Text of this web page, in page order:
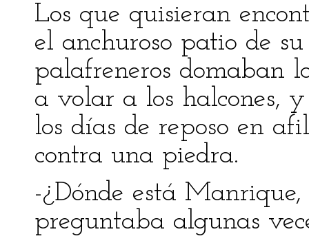
Los que quisieran
el anchuroso patio de
palafreneros domaban
a volar a los halcones,
los días de reposo en
contra una piedra.
-¿Dónde está
preguntaba algunas